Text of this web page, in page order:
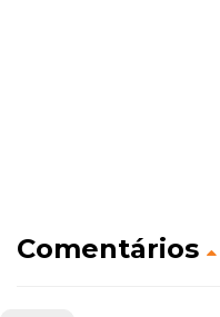
Comentários